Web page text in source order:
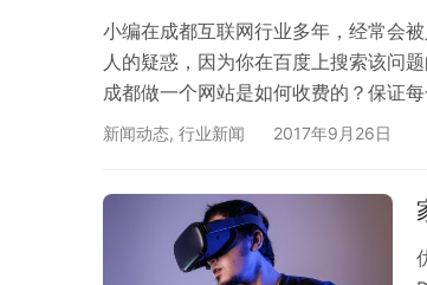
小编在成都互联网行业多年，经常会
人的疑惑，因为你在百度上搜索该问
成都做一个网站是如何收费的？保证
次如果采用国内空间服务器，网站必
新闻动态, 行业新闻 2017年9月26日